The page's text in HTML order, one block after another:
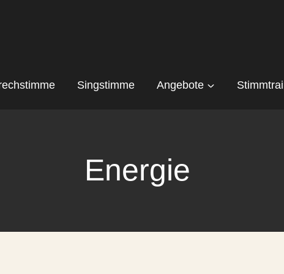
Singstimme Angebote
Energie